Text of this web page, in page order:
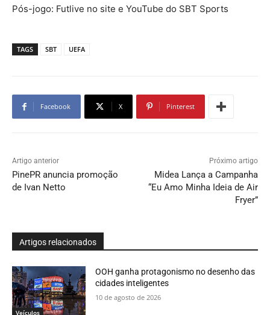
Pós-jogo: Futlive no site e YouTube do SBT Sports
TAGS SBT UEFA
Facebook X Pinterest
Artigo anterior
PinePR anuncia promoção
de Ivan Netto
Próximo artigo
Midea Lança a Campanha
“Eu Amo Minha Ideia de Air
Fryer”
Artigos relacionados
Veículos
OOH ganha protagonismo no desenho das
cidades inteligentes
10 de agosto de 2026